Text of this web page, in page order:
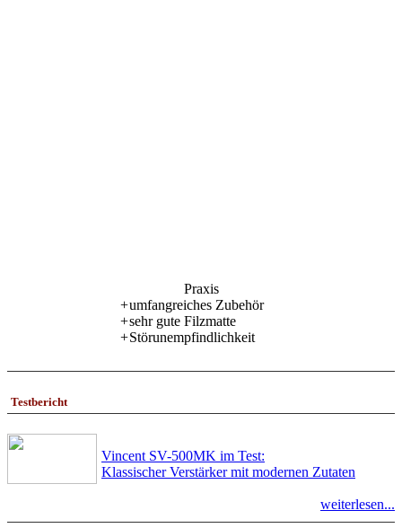
Praxis
+umfangreiches Zubehör
+sehr gute Filzmatte
+Störunempfindlichkeit
Testbericht
Vincent SV-500MK im Test:
Klassischer Verstärker mit modernen Zutaten
weiterlesen...